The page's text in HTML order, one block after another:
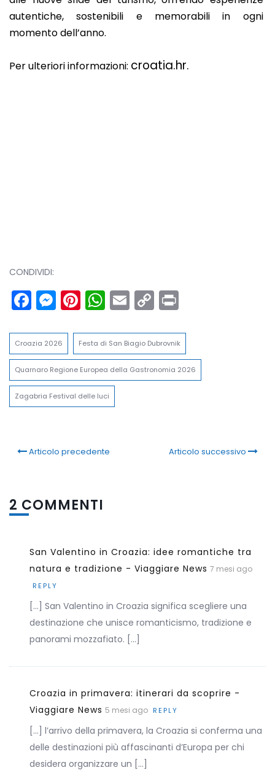
autentiche, sostenibili e memorabili in ogni
momento dell’anno.
Per ulteriori informazioni: croatia.hr.
CONDIVIDI:
Facebook
Messenger
Pinterest
WhatsApp
Email
Copy
Link
Croazia 2026 Festa di San Biagio Dubrovnik
Quarnaro Regione Europea della Gastronomia 2026
Zagabria Festival delle luci
Articolo precedente Articolo successivo
2 COMMENTI
San Valentino in Croazia: idee romantiche tra
natura e tradizione - Viaggiare News 7 mesi ago
REPLY
[…] San Valentino in Croazia significa scegliere una
destinazione che unisce romanticismo, tradizione e
panorami mozzafiato. […]
Croazia in primavera: itinerari da scoprire -
Viaggiare News 5 mesi ago REPLY
[…] l’arrivo della primavera, la Croazia si conferma una
delle destinazioni più affascinanti d’Europa per chi
desidera organizzare un […]